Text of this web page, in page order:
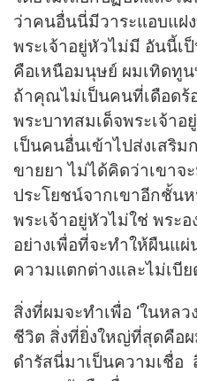
ว่าคนอื่นนี่มีวาระแอบแฝ
พระเจ้าอยู่หัวไม่มี อันนี้เ
คือเหนือมนุษย์ ผมเทิดทู
ถ้าคุณไม่เป็นคนที่เดือด
พระบาทสมเด็จพระเจ้า
เป็นคนอื่นเข้าไปส่งเสริม
ขายยา ไม่ได้คิดว่าเขาจ
ประโยชน์จากเขาอีกชั้น
พระเจ้าอยู่หัวไม่ใช่ พระ
อย่างเพื่อที่จะทำให้ผืนแ
ความแตกต่างและไม่เบี
สิ่งที่ผมจะทำเพื่อ ‘ในหล
ชีวิต สิ่งที่ยิ่งใหญ่ที่สุดคือ
ดำรัสนี่มาเป็นความเชื่อ